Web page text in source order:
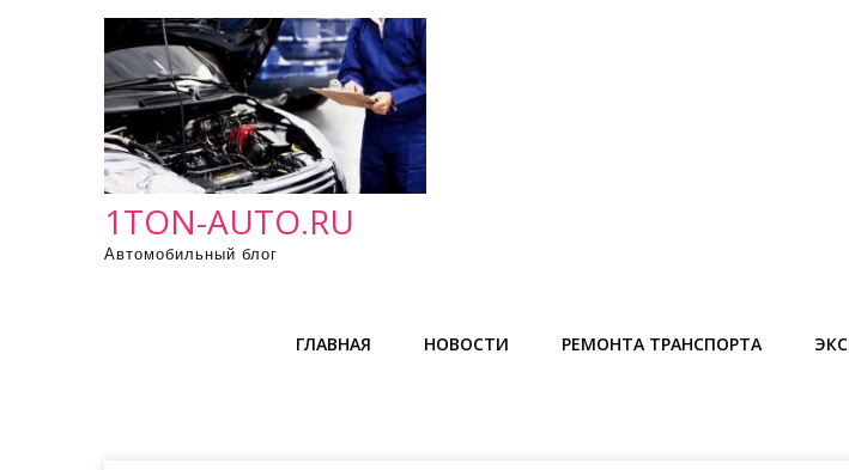
1TON-AUTO.RU
Автомобильный блог
ГЛАВНАЯ НОВОСТИ РЕМОНТА ТРАНСПОРТА